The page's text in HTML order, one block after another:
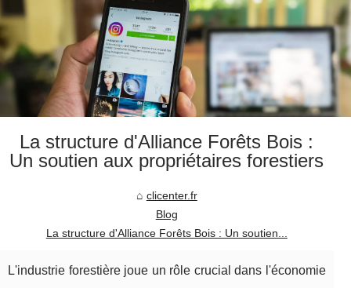
La structure d'Alliance Forêts Bois :
Un soutien aux propriétaires forestiers
clicenter.fr
Blog
La structure d'Alliance Forêts Bois : Un soutien...
L'industrie forestière joue un rôle crucial dans l'économie